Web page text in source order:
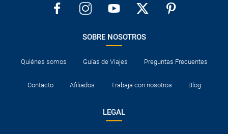
SOBRE NOSOTROS
Quiénes somos Guías de Viajes Preguntas Frecuentes
Contacto Afiliados Trabaja con nosotros Blog
LEGAL